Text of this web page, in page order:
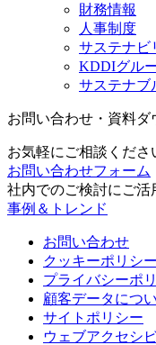
財務情報
人事制度
サステナビ
KDDIグル
サステナブ
お問い合わせ・資料ダ
お気軽にご相談くださ
お問い合わせフォーム
社内でのご検討にご活
事例＆トレンド
お問い合わせ
クッキーポリシー
プライバシーポ
顧客データにつ
サイトポリシー
ウェブアクセシ